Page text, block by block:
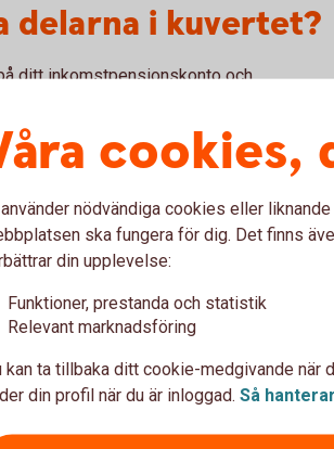
delarna i kuvertet?
ditt inkomstpensionskonto och
och premiepension vid senaste
tjänade in till din pension baserat på din
-Om någon avlider innan pensionen är
pensionssparare.
Avgifter som tas ut för att hantera din
pension har ökat eller minskat i värde
cookies,
nödvändiga cookies eller
ska fungera för dig. Det finns
din upplevelse:
Funktioner, prestanda och statistik
Relevant marknadsföring
kan ta tillbaka ditt cookie-medgivande när
din profil när du är inloggad. Så